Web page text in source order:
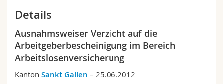
Weiterbildung
Philosophische Fak.
Fak. für Erziehungs- und Bildungswissenschaften
Medien
Forschende
Ortsplan
Bibliotheken
Details
Ausnahmsweiser Verzicht auf die
Arbeitgeberbescheinigung im Bereich
Arbeitslosenversicherung
Kanton Sankt Gallen – 25.06.2012